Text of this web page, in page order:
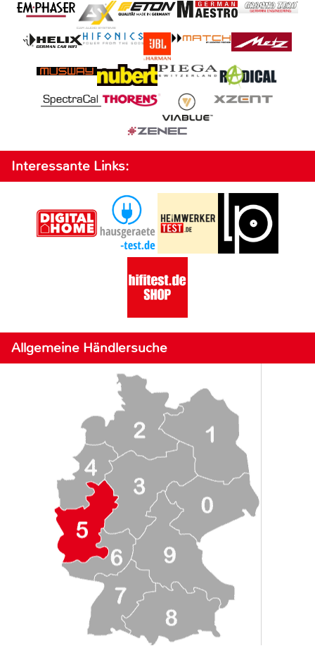
Interessante Links:
Allgemeine Händlersuche